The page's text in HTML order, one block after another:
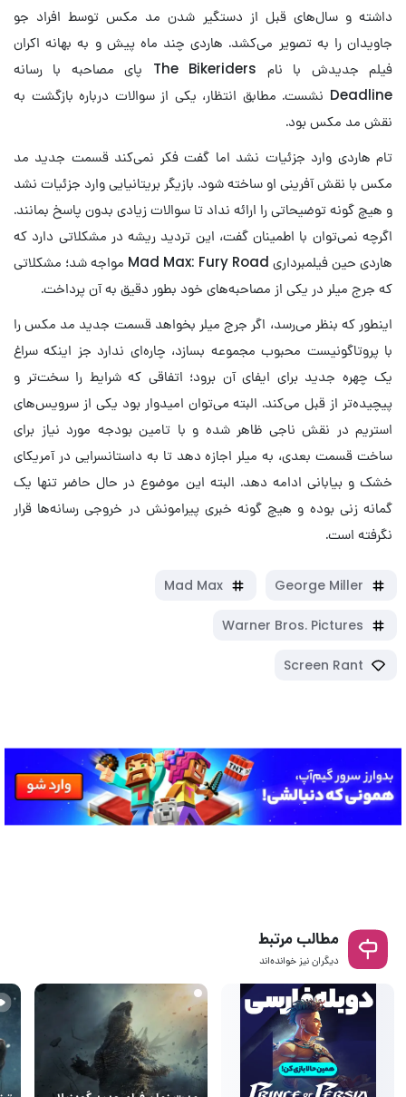
داشته و سال‌های قبل از دستگیر شدن مد مکس توسط افراد جو
جاویدان را به تصویر می‌کشد. هاردی چند ماه پیش و به بهانه اکران
فیلم جدیدش با نام The Bikeriders پای مصاحبه با رسانه
Deadline نشست. مطابق انتظار، یکی از سوالات درباره بازگشت به
نقش مد مکس بود.
تام هاردی وارد جزئیات نشد اما گفت فکر نمی‌کند قسمت جدید مد
مکس با نقش آفرینی او ساخته شود. بازیگر بریتانیایی وارد جزئیات نشد
و هیچ گونه توضیحاتی را ارائه نداد تا سوالات زیادی بدون پاسخ بمانند.
اگرچه نمی‌توان با اطمینان گفت، این تردید ریشه در مشکلاتی دارد که
هاردی حین فیلمبرداری Mad Max: Fury Road مواجه شد؛ مشکلاتی
که جرج میلر در یکی از مصاحبه‌های خود بطور دقیق به آن پرداخت.
اینطور که بنظر می‌رسد، اگر جرج میلر بخواهد قسمت جدید مد مکس را
با پروتاگونیست محبوب مجموعه بسازد، چاره‌ای ندارد جز اینکه سراغ
یک چهره جدید برای ایفای آن برود؛ اتفاقی که شرایط را سخت‌تر و
پیچیده‌تر از قبل می‌کند. البته می‌توان امیدوار بود یکی از سرویس‌های
استریم در نقش ناجی ظاهر شده و با تامین بودجه مورد نیاز برای
ساخت قسمت بعدی، به میلر اجازه دهد تا به داستانسرایی در آمریکای
خشک و بیابانی ادامه دهد. البته این موضوع در حال حاضر تنها یک
گمانه زنی بوده و هیچ گونه خبری پیرامونش در خروجی رسانه‌ها قرار
نگرفته است.
George Miller
Mad Max
Warner Bros. Pictures
Screen Rant
مطالب مرتبط
دیگران نیز خوانده‌اند